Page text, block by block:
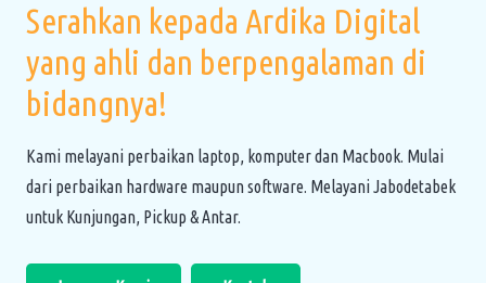
Serahkan kepada Ardika Digital
yang ahli dan berpengalaman di
bidangnya!
Kami melayani perbaikan laptop, komputer dan Macbook. Mulai
dari perbaikan hardware maupun software. Melayani Jabodetabek
untuk Kunjungan, Pickup & Antar.